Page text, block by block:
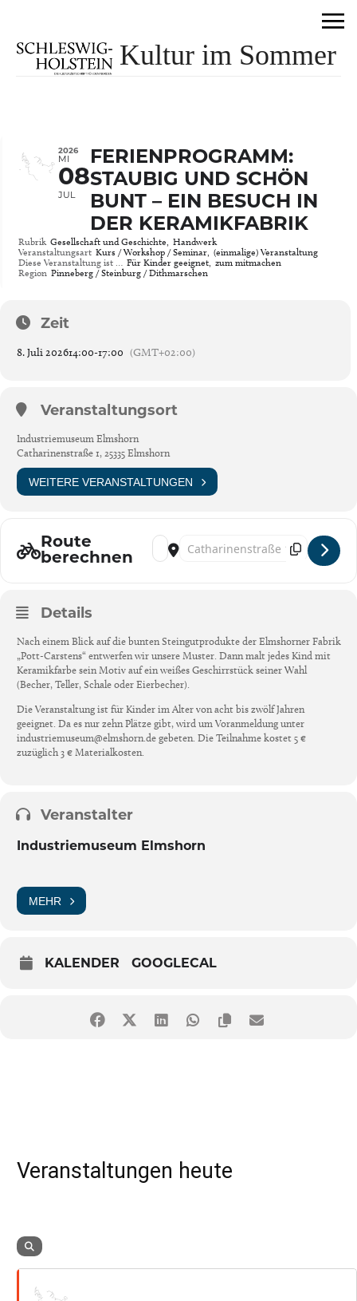
Kultur im Sommer
2026
MI
08
JUL
FERIENPROGRAMM:
STAUBIG UND SCHÖN
BUNT – EIN BESUCH IN
DER KERAMIKFABRIK
Rubrik Gesellschaft und Geschichte, Handwerk
Veranstaltungsart Kurs / Workshop / Seminar, (einmalige) Veranstaltung
Diese Veranstaltung ist … Für Kinder geeignet, zum mitmachen
Region Pinneberg / Steinburg / Dithmarschen
Zeit
8. Juli 202614:00-17:00 (GMT+02:00)
Veranstaltungsort
Industriemuseum Elmshorn
Catharinenstraße 1, 25335 Elmshorn
WEITERE VERANSTALTUNGEN
Route
berechnen
Address - Ferienprogramm: Staubig und
Destination Address -
Details
Nach einem Blick auf die bunten Steingutprodukte der Elmshorner Fabrik
„Pott-Carstens“ entwerfen wir unsere Muster. Dann malt jedes Kind mit
Keramikfarbe sein Motiv auf ein weißes Geschirrstück seiner Wahl
(Becher, Teller, Schale oder Eierbecher).
Die Veranstaltung ist für Kinder im Alter von acht bis zwölf Jahren
geeignet. Da es nur zehn Plätze gibt, wird um Voranmeldung unter
industriemuseum@elmshorn.de gebeten. Die Teilnahme kostet 5 €
zuzüglich 3 € Materialkosten.
Veranstalter
Industriemuseum Elmshorn
MEHR
KALENDER GOOGLECAL
Veranstaltungen heute